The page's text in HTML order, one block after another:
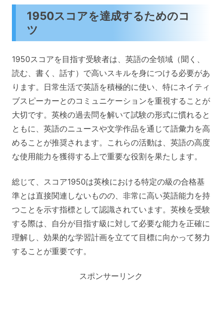
1950スコアを達成するためのコ
ツ
1950スコアを目指す受験者は、英語の全領域（聞く、
読む、書く、話す）で高いスキルを身につける必要があ
ります。日常生活で英語を積極的に使い、特にネイティ
ブスピーカーとのコミュニケーションを重視することが
大切です。英検の過去問を解いて試験の形式に慣れると
ともに、英語のニュースや文学作品を通じて語彙力を高
めることが推奨されます。これらの活動は、英語の高度
な使用能力を獲得する上で重要な役割を果たします。
総じて、スコア1950は英検における特定の級の合格基
準とは直接関連しないものの、非常に高い英語能力を持
つことを示す指標として認識されています。英検を受験
する際は、自分が目指す級に対して必要な能力を正確に
理解し、効果的な学習計画を立てて目標に向かって努力
することが重要です。
スポンサーリンク